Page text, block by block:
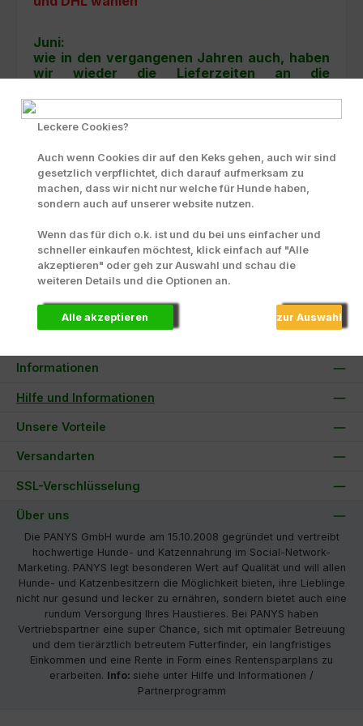
Juni:
wie in den vergangenen Jahren auch, haben
wir wieder die Lieferzeiten an die
erwartenden 30° und höher nur noch von
Montags bis Donnerstags, damit Ihre
Bestellung nicht bei der Hitze in DPD Lagern
über das Wochenende stehen muss.
Informationen
Hilfe und Informationen
Unsere Vorteile
Versandarten
SSL-Verschlüsselung
Über uns
Die PANYS GmbH wurde am 15.10.2008 gegründet und vertreibt
hochwertige Hunde- und Katzennahrung im Social-Network-
Marketing. PANYS legt besonderen Wert auf Qualität und will allen
Hunde- und Katzenbesitzern die Möglichkeit bieten, ihre Lieblinge
nicht nur gesund und lecker zu ernähren, sondern bietet auch eine
rundum Versorgung Ihres Haustieres. Bei PANYS haben
Vertriebspartner eine super Chance, sich mit optimaler Betreuung
und dem tierärztlich betreutem Futterfinder, ein langfristiges
Einkommen und eine Rente in Form eines Rentensparplans zu
erarbeiten. Info: siehe unter Hilfe und Informationen /
Partnerprogramm
Leckere Cookies?
Auch wenn Cookies dir auf den Keks gehen, auch wir sind
gesetzlich verpflichtet, dich darauf aufmerksam zu
machen, dass wir nicht nur welche für Hunde haben,
sondern auch auf unserer website nutzen.
Wenn das für dich o.k. ist und du bei uns einfacher und
schneller einkaufen möchtest, klick einfach auf "Alle
akzeptieren" oder geh zur Auswahl und schau die
weiteren Details und die Optionen an.
Alle akzeptieren zur Auswahl